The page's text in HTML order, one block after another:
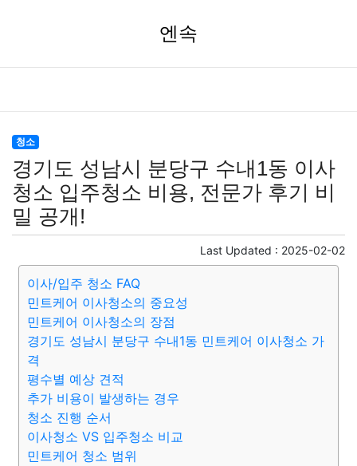
엔속
청소
경기도 성남시 분당구 수내1동 이사
청소 입주청소 비용, 전문가 후기 비
밀 공개!
Last Updated : 2025-02-02
이사/입주 청소 FAQ
민트케어 이사청소의 중요성
민트케어 이사청소의 장점
경기도 성남시 분당구 수내1동 민트케어 이사청소 가
격
평수별 예상 견적
추가 비용이 발생하는 경우
청소 진행 순서
이사청소 VS 입주청소 비교
민트케어 청소 범위